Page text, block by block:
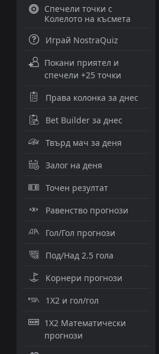
Спечели точки с
Колелото на късмета
Играй NostraQuiz
Покани приятел и
спечели +25 точки
Права колонка за днес
Bet Builder за днес
Твърд мач за деня
Залог на деня
Точен резултат
Равенство прогнози
Гол/Гол прогнози
Под/Над 2.5 гола
Корнери прогнози
1X2 и гол/гол
1X2 Математически
прогнози